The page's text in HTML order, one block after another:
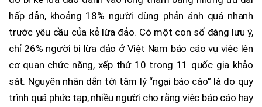
hấp dẫn, khoảng 18% người dùng phản ánh quá nhanh
trước yêu cầu của kẻ lừa đảo. Có một con số đáng lưu ý,
chỉ 26% người bị lừa đảo ở Việt Nam báo cáo vụ việc lên
cơ quan chức năng, xếp thứ 10 trong 11 quốc gia khảo
sát. Nguyên nhân dẫn tới tâm lý “ngại báo cáo” là do quy
trình quá phức tạp, nhiều người cho rằng việc báo cáo hay